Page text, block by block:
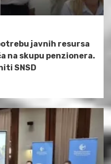
javnih resursa
na skupu penzionera.
SNSD